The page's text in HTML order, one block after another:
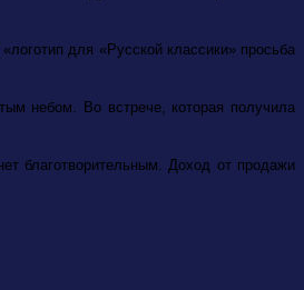
для «Русской классики» просьба
небом. Во встрече, которая получила
благотворительным. Доход от продажи